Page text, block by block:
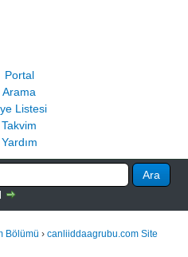
Portal
Arama
Listesi
Takvim
Yardım
Bölümü › canliiddaagrubu.com Site